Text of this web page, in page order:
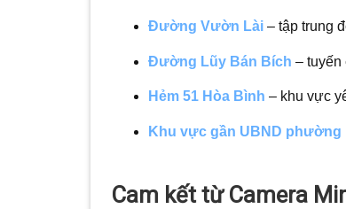
Đường Vườn Lài– tập trung
Đường Lũy Bán Bích – tuyến
Hẻm 51 Hòa Bình – khu vực
Khu vực gần UBND phường
Cam kết từ Camera